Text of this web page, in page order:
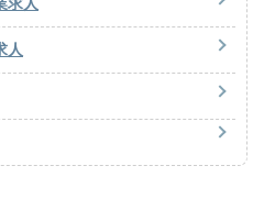
求人
人